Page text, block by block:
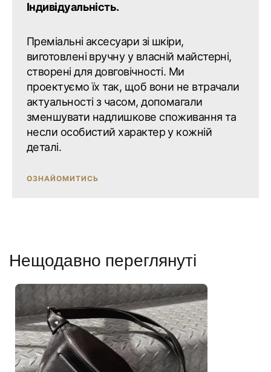
Індивідуальність.
Преміальні аксесуари зі шкіри,
виготовлені вручну у власній майстерні,
створені для довговічності. Ми
проектуємо їх так, щоб вони не втрачали
актуальності з часом, допомагали
зменшувати надлишкове споживання та
несли особистий характер у кожній
деталі.
ОЗНАЙОМИТИСЬ
Нещодавно переглянуті